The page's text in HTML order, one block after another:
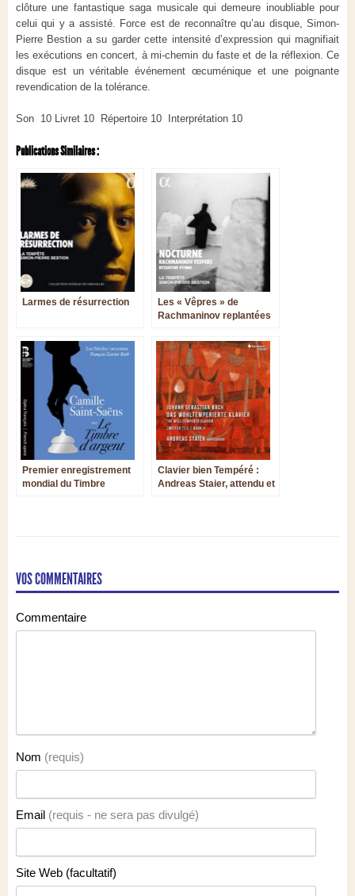
clôture une fantastique saga musicale qui demeure inoubliable pour
celui qui y a assisté. Force est de reconnaître qu’au disque, Simon-
Pierre Bestion a su garder cette intensité d’expression qui magnifiait
les exécutions en concert, à mi-chemin du faste et de la réflexion. Ce
disque est un véritable événement œcuménique et une poignante
revendication de la tolérance.
Son 10 Livret 10 Répertoire 10 Interprétation 10
Publications Similaires :
Larmes de résurrection
Les « Vêpres » de
Rachmaninov replantées
byzantin ?
Premier enregistrement
mondial du Timbre
Clavier bien Tempéré :
Andreas Staier, attendu et
VOS COMMENTAIRES
Commentaire
Nom (requis)
Email (requis - ne sera pas divulgé)
Site Web (facultatif)